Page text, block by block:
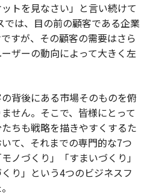
トを見なさい」と言い続けて
は、目の前の顧客である企業
すが、その顧客の需要はさら
ザーの動向によって大きく左
背後にある市場そのものを俯
せん。そこで、皆様にとって
ちも戦略を描きやすくするた
て、それまでの専門的な7つ
ノづくり」「すまいづくり」
り」という4つのビジネスフ